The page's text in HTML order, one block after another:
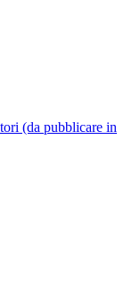
(da pubblicare in